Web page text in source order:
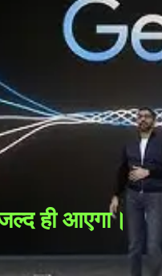
ही आएगा।